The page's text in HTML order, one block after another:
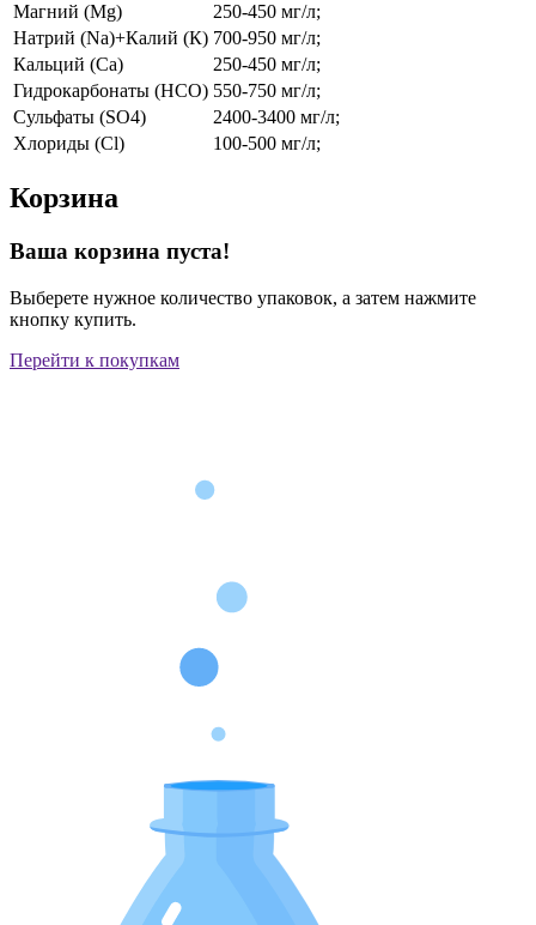
Магний (Mg)
250-450 мг/л;
Натрий (Na)+Калий (К) 700-950 мг/л;
Кальций (Ca)
250-450 мг/л;
Гидрокарбонаты (HCO) 550-750 мг/л;
Сульфаты (SO4)
2400-3400 мг/л;
Хлориды (Cl)
100-500 мг/л;
Корзина
Ваша корзина пуста!
Выберете нужное количество упаковок, а затем нажмите
кнопку купить.
Перейти к покупкам